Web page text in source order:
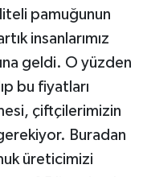
pamuğunun
insanlarımız
geldi. O yüzden
bu fiyatları
çiftçilerimizin
Buradan
üreticimizi